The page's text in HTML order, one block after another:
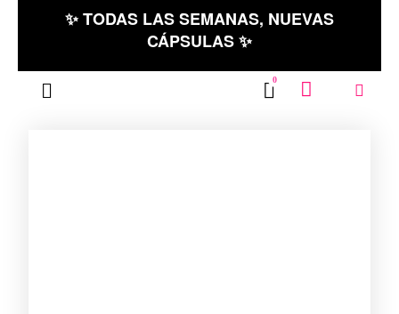
✨ TODAS LAS SEMANAS, NUEVAS
CÁPSULAS ✨